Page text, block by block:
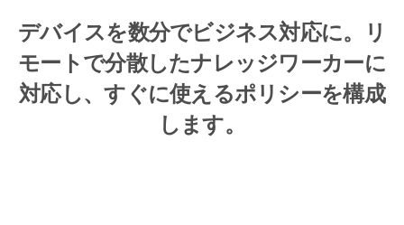
デバイスを数分でビジネス対応に。リ
モートで分散したナレッジワーカーに
対応し、すぐに使えるポリシーを構成
します。